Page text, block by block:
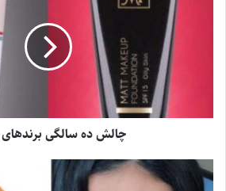
چالش ده‌ سالگی برندهای